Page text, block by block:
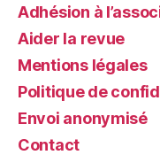
Adhésion à
Aider la revue
Mentions légales
Politique de
Envoi anonymisé
Contact